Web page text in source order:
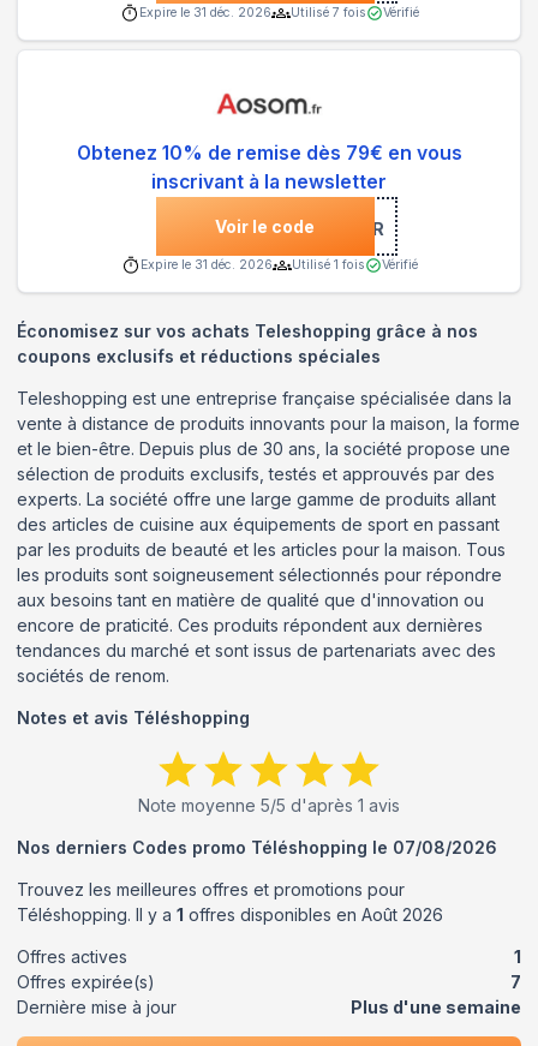
Expire le 31 déc. 2026 Utilisé 7 fois Vérifié
Obtenez 10% de remise dès 79€ en vous
inscrivant à la newsletter
Voir le code***JOUR
Expire le 31 déc. 2026 Utilisé 1 fois Vérifié
Économisez sur vos achats Teleshopping grâce à nos
coupons exclusifs et réductions spéciales
Teleshopping est une entreprise française spécialisée dans la
vente à distance de produits innovants pour la maison, la forme
et le bien-être. Depuis plus de 30 ans, la société propose une
sélection de produits exclusifs, testés et approuvés par des
experts. La société offre une large gamme de produits allant
des articles de cuisine aux équipements de sport en passant
par les produits de beauté et les articles pour la maison. Tous
les produits sont soigneusement sélectionnés pour répondre
aux besoins tant en matière de qualité que d'innovation ou
encore de praticité. Ces produits répondent aux dernières
tendances du marché et sont issus de partenariats avec des
sociétés de renom.
Notes et avis Téléshopping
Note moyenne 5/5 d'après 1 avis
Nos derniers Codes promo Téléshopping le 07/08/2026
Trouvez les meilleures offres et promotions pour
Téléshopping. Il y a 1 offres disponibles en Août 2026
Offres actives
1
Offres expirée(s)
7
Dernière mise à jour
Plus d'une semaine